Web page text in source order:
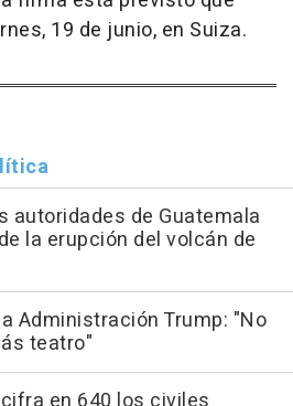
19 de junio, en Suiza.
autoridades de Guatemala
la erupción del volcán de
Administración Trump: "No
teatro"